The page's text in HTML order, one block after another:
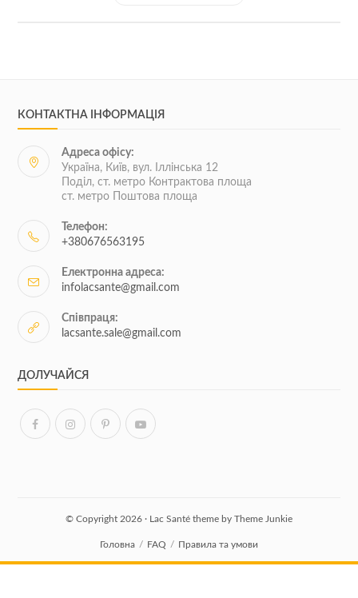
КОНТАКТНА ІНФОРМАЦІЯ
Адреса офісу:
Україна, Київ, вул. Іллінська 12
Поділ, ст. метро Контрактова площа
ст. метро Поштова площа
Телефон:
+380676563195
Електронна адреса:
infolacsante@gmail.com
Співпраця:
lacsante.sale@gmail.com
ДОЛУЧАЙСЯ
© Copyright 2026 · Lac Santé theme by Theme Junkie
Головна FAQ Правила та умови